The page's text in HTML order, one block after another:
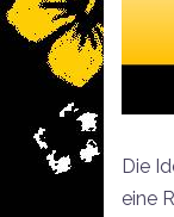
Die
eine